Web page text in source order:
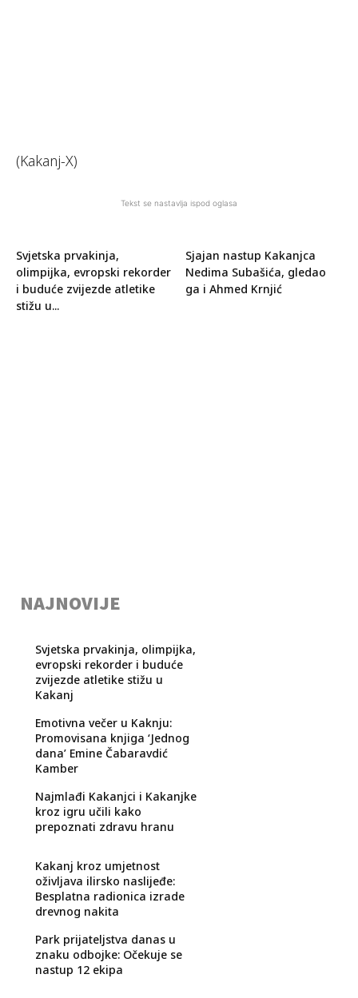
(Kakanj-X)
Tekst se nastavlja ispod oglasa
Svjetska prvakinja,
olimpijka, evropski rekorder
i buduće zvijezde atletike
stižu u...
Sjajan nastup Kakanjca
Nedima Subašića, gledao
ga i Ahmed Krnjić
NAJNOVIJE
Svjetska prvakinja, olimpijka,
evropski rekorder i buduće
zvijezde atletike stižu u
Kakanj
Emotivna večer u Kaknju:
Promovisana knjiga ‘Jednog
dana’ Emine Čabaravdić
Kamber
Najmlađi Kakanjci i Kakanjke
kroz igru učili kako
prepoznati zdravu hranu
Kakanj kroz umjetnost
oživljava ilirsko naslijeđe:
Besplatna radionica izrade
drevnog nakita
Park prijateljstva danas u
znaku odbojke: Očekuje se
nastup 12 ekipa